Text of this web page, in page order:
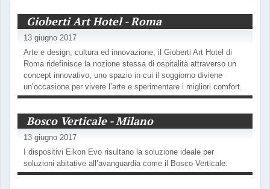
Gioberti Art Hotel - Roma
13 giugno 2017
Arte e design, cultura ed innovazione, il Gioberti Art Hotel di
Roma ridefinisce la nozione stessa di ospitalità attraverso un
concept innovativo, uno spazio in cui il soggiorno diviene
un’occasione per vivere l’arte e sperimentare i migliori comfort.
Bosco Verticale - Milano
13 giugno 2017
I dispositivi Eikon Evo risultano la soluzione ideale per
soluzioni abitative all’avanguardia come il Bosco Verticale.